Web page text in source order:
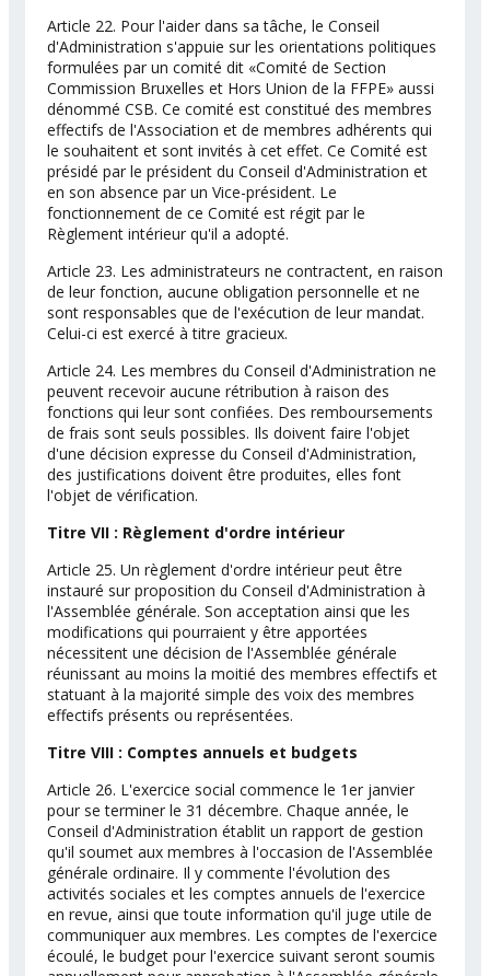
Article 22. Pour l'aider dans sa tâche, le Conseil
d'Administration s'appuie sur les orientations politiques
formulées par un comité dit «Comité de Section
Commission Bruxelles et Hors Union de la FFPE» aussi
dénommé CSB. Ce comité est constitué des membres
effectifs de l'Association et de membres adhérents qui
le souhaitent et sont invités à cet effet. Ce Comité est
présidé par le président du Conseil d'Administration et
en son absence par un Vice-président. Le
fonctionnement de ce Comité est régit par le
Règlement intérieur qu'il a adopté.
Article 23. Les administrateurs ne contractent, en raison
de leur fonction, aucune obligation personnelle et ne
sont responsables que de l'exécution de leur mandat.
Celui-ci est exercé à titre gracieux.
Article 24. Les membres du Conseil d'Administration ne
peuvent recevoir aucune rétribution à raison des
fonctions qui leur sont confiées. Des remboursements
de frais sont seuls possibles. Ils doivent faire l'objet
d'une décision expresse du Conseil d'Administration,
des justifications doivent être produites, elles font
l'objet de vérification.
Titre VII : Règlement d'ordre intérieur
Article 25. Un règlement d'ordre intérieur peut être
instauré sur proposition du Conseil d'Administration à
l'Assemblée générale. Son acceptation ainsi que les
modifications qui pourraient y être apportées
nécessitent une décision de l'Assemblée générale
réunissant au moins la moitié des membres effectifs et
statuant à la majorité simple des voix des membres
effectifs présents ou représentées.
Titre VIII : Comptes annuels et budgets
Article 26. L'exercice social commence le 1er janvier
pour se terminer le 31 décembre. Chaque année, le
Conseil d'Administration établit un rapport de gestion
qu'il soumet aux membres à l'occasion de l'Assemblée
générale ordinaire. Il y commente l'évolution des
activités sociales et les comptes annuels de l'exercice
en revue, ainsi que toute information qu'il juge utile de
communiquer aux membres. Les comptes de l'exercice
écoulé, le budget pour l'exercice suivant seront soumis